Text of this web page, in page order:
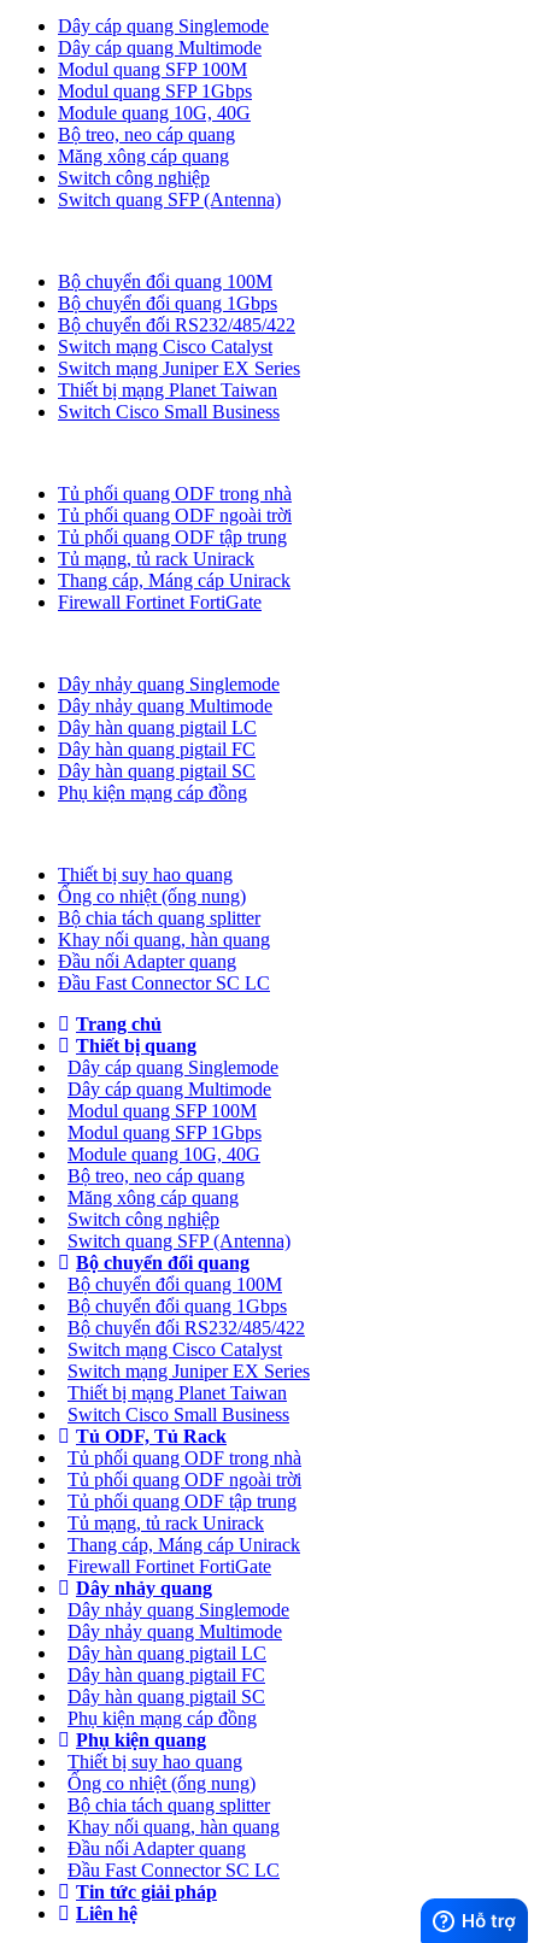
Dây cáp quang Singlemode
Dây cáp quang Multimode
Modul quang SFP 100M
Modul quang SFP 1Gbps
Module quang 10G, 40G
Bộ treo, neo cáp quang
Măng xông cáp quang
Switch công nghiệp
Switch quang SFP (Antenna)
Bộ chuyển đổi quang 100M
Bộ chuyển đổi quang 1Gbps
Bộ chuyển đối RS232/485/422
Switch mạng Cisco Catalyst
Switch mạng Juniper EX Series
Thiết bị mạng Planet Taiwan
Switch Cisco Small Business
Tủ phối quang ODF trong nhà
Tủ phối quang ODF ngoài trời
Tủ phối quang ODF tập trung
Tủ mạng, tủ rack Unirack
Thang cáp, Máng cáp Unirack
Firewall Fortinet FortiGate
Dây nhảy quang Singlemode
Dây nhảy quang Multimode
Dây hàn quang pigtail LC
Dây hàn quang pigtail FC
Dây hàn quang pigtail SC
Phụ kiện mạng cáp đồng
Thiết bị suy hao quang
Ống co nhiệt (ống nung)
Bộ chia tách quang splitter
Khay nối quang, hàn quang
Đầu nối Adapter quang
Đầu Fast Connector SC LC
Trang chủ
Thiết bị quang
Dây cáp quang Singlemode
Dây cáp quang Multimode
Modul quang SFP 100M
Modul quang SFP 1Gbps
Module quang 10G, 40G
Bộ treo, neo cáp quang
Măng xông cáp quang
Switch công nghiệp
Switch quang SFP (Antenna)
Bộ chuyển đổi quang
Bộ chuyển đổi quang 100M
Bộ chuyển đổi quang 1Gbps
Bộ chuyển đối RS232/485/422
Switch mạng Cisco Catalyst
Switch mạng Juniper EX Series
Thiết bị mạng Planet Taiwan
Switch Cisco Small Business
Tủ ODF, Tủ Rack
Tủ phối quang ODF trong nhà
Tủ phối quang ODF ngoài trời
Tủ phối quang ODF tập trung
Tủ mạng, tủ rack Unirack
Thang cáp, Máng cáp Unirack
Firewall Fortinet FortiGate
Dây nhảy quang
Dây nhảy quang Singlemode
Dây nhảy quang Multimode
Dây hàn quang pigtail LC
Dây hàn quang pigtail FC
Dây hàn quang pigtail SC
Phụ kiện mạng cáp đồng
Phụ kiện quang
Thiết bị suy hao quang
Ống co nhiệt (ống nung)
Bộ chia tách quang splitter
Khay nối quang, hàn quang
Đầu nối Adapter quang
Đầu Fast Connector SC LC
Tin tức giải pháp
Liên hệ